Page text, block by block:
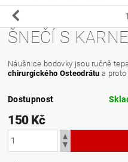
1
ŠNEČÍ S
Náušnice bodovky jsou ručně
chirurgického Osteodrátu a proto
Dostupnost
150 Kč